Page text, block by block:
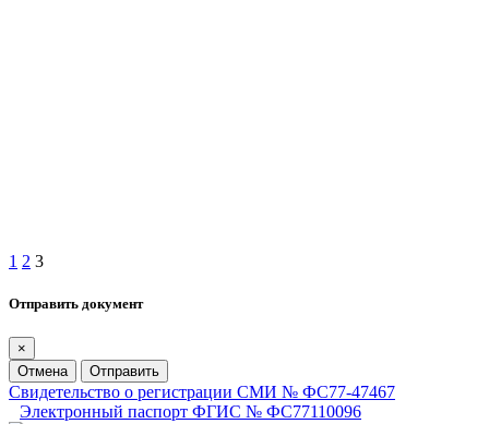
1 2 3
Отправить документ
×
Отмена
Отправить
Свидетельство о регистрации СМИ № ФС77-47467
Электронный паспорт ФГИС № ФС77110096